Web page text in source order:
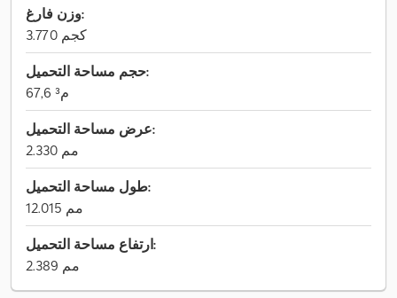
وزن فارغ:
3.770 كجم
حجم مساحة التحميل:
67,6 م³
عرض مساحة التحميل:
2.330 مم
طول مساحة التحميل:
12.015 مم
ارتفاع مساحة التحميل:
2.389 مم